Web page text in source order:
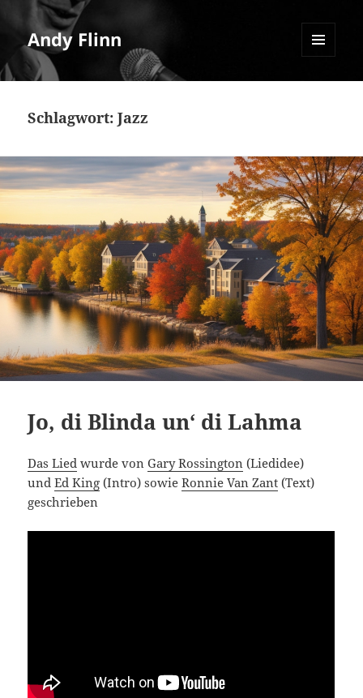
Andy Flinn
Schlagwort:Jazz
Jo, di Blinda un‘ di Lahma
Das Lied wurde vonGary Rossington (Liedidee)
undEd King (Intro) sowieRonnie Van Zant (Text)
geschrieben